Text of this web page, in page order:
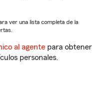
ver una lista completa de la
al agente para obtener
personales.